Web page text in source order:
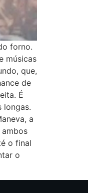
forno.
músicas
que,
de
É
longas.
a
o final
o